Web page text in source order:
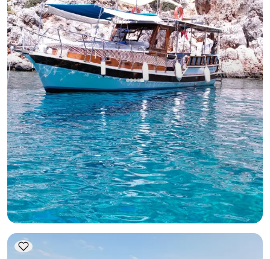
قاش, Antalya قارب جديد
عطلة بحرية لا تُنسى لـ 8 أشخاص على متن يخت فاخر بطول 12
مترًا في كاش
جوليت
إبحار 8 شخص · 12.00m
عرض التوفر والسعر